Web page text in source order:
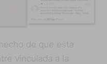
de que esta
vinculada a la